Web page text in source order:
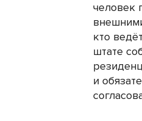
человек
кто
штате
и